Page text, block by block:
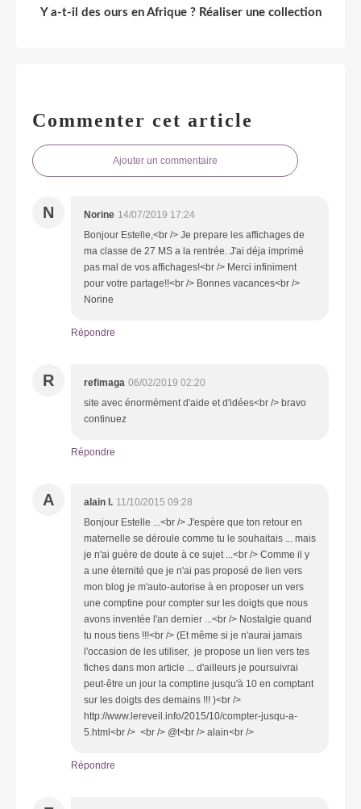
Y a-t-il des ours en Afrique ? Réaliser une collection
Commenter cet article
Ajouter un commentaire
N Norine 14/07/2019 17:24
Bonjour Estelle,<br /> Je prepare les affichages de
ma classe de 27 MS a la rentrée. J'ai déja imprimé
pas mal de vos affichages!<br /> Merci infiniment
pour votre partage!!<br /> Bonnes vacances<br />
Norine
Répondre
R refimaga 06/02/2019 02:20
site avec énormément d'aide et d'idées<br /> bravo
continuez
Répondre
A alain l. 11/10/2015 09:28
Bonjour Estelle ...<br /> J'espère que ton retour en
maternelle se déroule comme tu le souhaitais ... mais
je n'ai guère de doute à ce sujet ...<br /> Comme il y
a une éternité que je n'ai pas proposé de lien vers
mon blog je m'auto-autorise à en proposer un vers
une comptine pour compter sur les doigts que nous
avons inventée l'an dernier ...<br /> Nostalgie quand
tu nous tiens !!!<br /> (Et même si je n'aurai jamais
l'occasion de les utiliser, je propose un lien vers tes
fiches dans mon article ... d'ailleurs je poursuivrai
peut-être un jour la comptine jusqu'à 10 en comptant
sur les doigts des demains !!! )<br />
http://www.lereveil.info/2015/10/compter-jusqu-a-
5.html<br /> <br /> @t<br /> alain<br />
Répondre